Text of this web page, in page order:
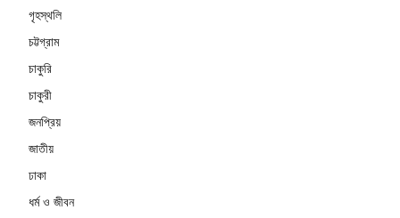
গৃহস্থলি
চট্টগ্রাম
চাকুরি
চাকুরী
জনপ্রিয়
জাতীয়
ঢাকা
ধর্ম ও জীবন